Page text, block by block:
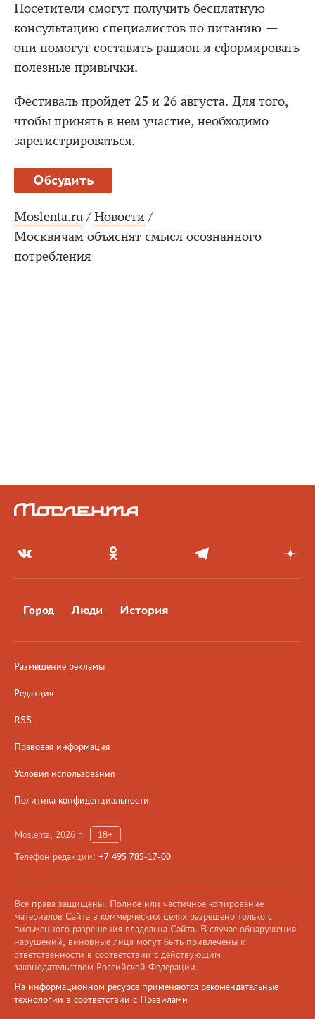
Посетители смогут получить бесплатную
консультацию специалистов по питанию —
они помогут составить рацион и сформировать
полезные привычки.
Фестиваль пройдет 25 и 26 августа. Для того,
чтобы принять в нем участие, необходимо
зарегистрироваться.
Обсудить
Moslenta.ru / Новости /
Москвичам объяснят смысл осознанного
потребления
Город Люди История
Размещение рекламы
Редакция
RSS
Правовая информация
Условия использования
Политика конфиденциальности
Moslenta, 2026 г.
18+
Телефон редакции: +7 495 785-17-00
Все права защищены. Полное или частичное копирование
материалов Сайта в коммерческих целях разрешено только с
письменного разрешения владельца Сайта. В случае обнаружения
нарушений, виновные лица могут быть привлечены к
ответственности в соответствии с действующим
законодательством Российской Федерации.
На информационном ресурсе применяются рекомендательные
технологии в соответствии с Правилами